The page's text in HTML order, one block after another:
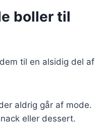
boller til
til en alsidig del af
aldrig går af mode.
eller dessert.